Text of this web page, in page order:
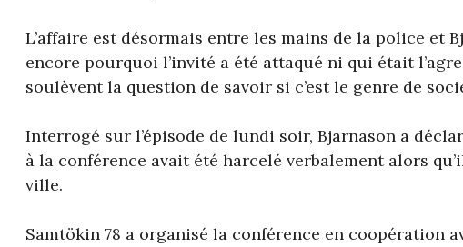
L’affaire est désormais entre les mains de la police et
encore pourquoi l’invité a été attaqué ni qui était
soulèvent la question de savoir si c’est le genre de
Interrogé sur l’épisode de lundi soir, Bjarnason a
à la conférence avait été harcelé verbalement alors
ville.
Samtökin 78 a organisé la conférence en coopération